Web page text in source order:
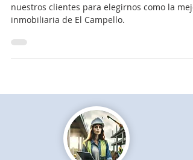
Campello
nuestros clientes para elegirnos como la
inmobiliaria de El Campello.